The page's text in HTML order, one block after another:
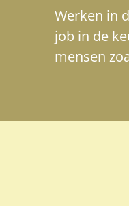
Werken in
job in de
mensen